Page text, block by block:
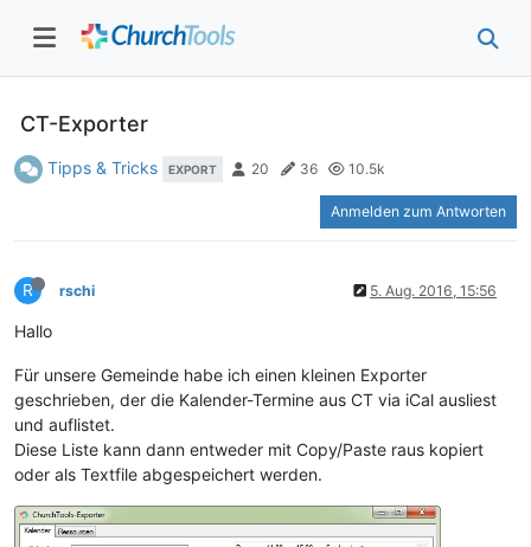
CT-Exporter
Tipps & Tricks EXPORT 20 36 10.5k
Anmelden zum Antworten
R rschi 5. Aug. 2016, 15:56
Hallo
Für unsere Gemeinde habe ich einen kleinen Exporter
geschrieben, der die Kalender-Termine aus CT via iCal ausliest
und auflistet.
Diese Liste kann dann entweder mit Copy/Paste raus kopiert
oder als Textfile abgespeichert werden.